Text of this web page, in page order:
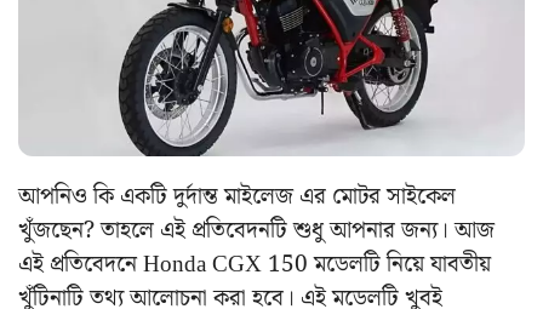
আপনিও কি একটি দুর্দান্ত মাইলেজ এর মোটর সাইকেল
খুঁজছেন? তাহলে এই প্রতিবেদনটি শুধু আপনার জন্য। আজ
এই প্রতিবেদনে Honda CGX 150 মডেলটি নিয়ে যাবতীয়
খুঁটিনাটি তথ্য আলোচনা করা হবে। এই মডেলটি খুবই